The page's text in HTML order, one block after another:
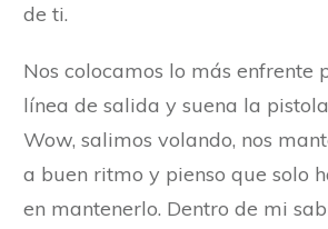
de ti.
Nos colocamos lo más enfrente
línea de salida y suena la
Wow, salimos volando, nos
a buen ritmo y pienso que solo
en mantenerlo. Dentro de mi